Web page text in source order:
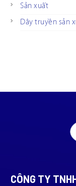
Sản xuất
Dây truyền sản
CÔNG TY